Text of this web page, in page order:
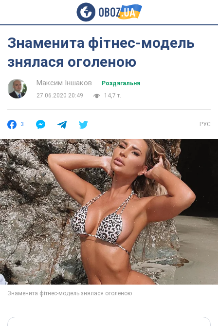
Знаменита фітнес-модель
знялася оголеною
Максим Іншаков
Роздягальня
27.06.2020 20:49
14,7 т.
3 РУС